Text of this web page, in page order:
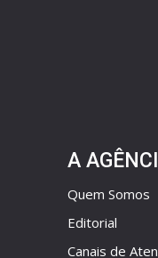
A
Quem Somos
Editorial
Canais de